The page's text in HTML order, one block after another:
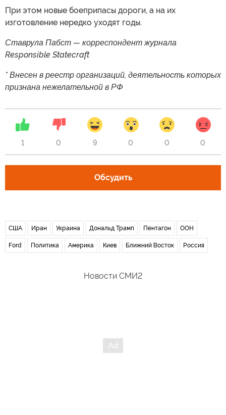
При этом новые боеприпасы дороги, а на их
изготовление нередко уходят годы.
Ставрула Пабст — корреспондент журнала
Responsible Statecraft
* Внесен в реестр организаций, деятельность которых
признана нежелательной в РФ
1 0 9 0 0 0
Обсудить
США Иран Украина Дональд Трамп Пентагон ООН
Ford Политика Америка Киев Ближний Восток Россия
Новости СМИ2